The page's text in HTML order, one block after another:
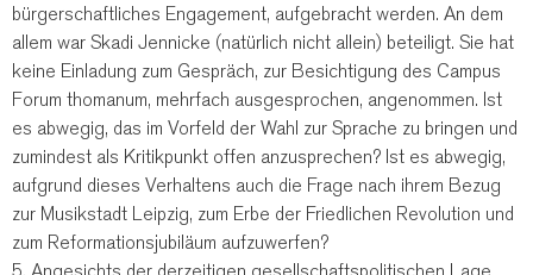
bürgerschaftliches Engagement, aufgebracht werden. An dem
allem war Skadi Jennicke (natürlich nicht allein) beteiligt. Sie hat
keine Einladung zum Gespräch, zur Besichtigung des Campus
Forum thomanum, mehrfach ausgesprochen, angenommen. Ist
es abwegig, das im Vorfeld der Wahl zur Sprache zu bringen und
zumindest als Kritikpunkt offen anzusprechen? Ist es abwegig,
aufgrund dieses Verhaltens auch die Frage nach ihrem Bezug
zur Musikstadt Leipzig, zum Erbe der Friedlichen Revolution und
zum Reformationsjubiläum aufzuwerfen?